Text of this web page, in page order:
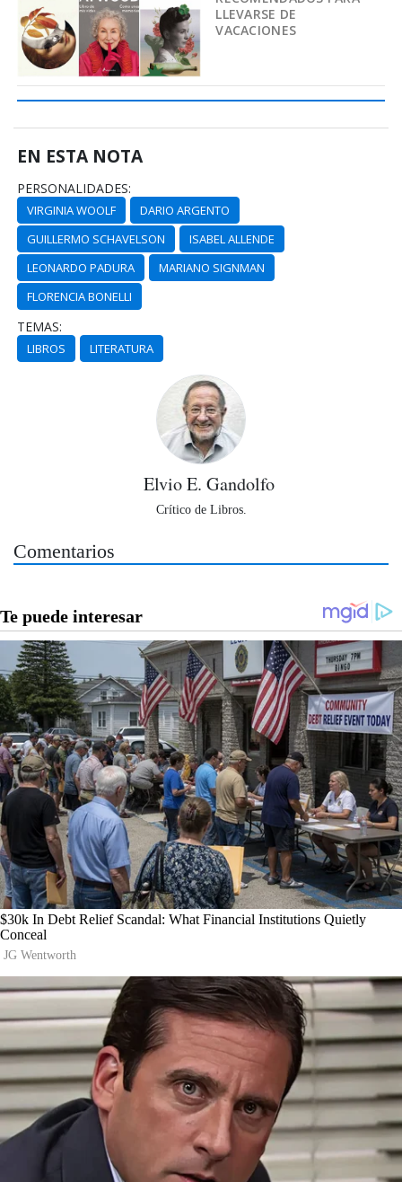
LLEVARSE DE
VACACIONES
EN ESTA NOTA
PERSONALIDADES:
VIRGINIA WOOLF
DARIO ARGENTO
GUILLERMO SCHAVELSON
ISABEL ALLENDE
LEONARDO PADURA
MARIANO SIGNMAN
FLORENCIA BONELLI
TEMAS:
LIBROS LITERATURA
Elvio E. Gandolfo
Crítico de Libros.
Comentarios